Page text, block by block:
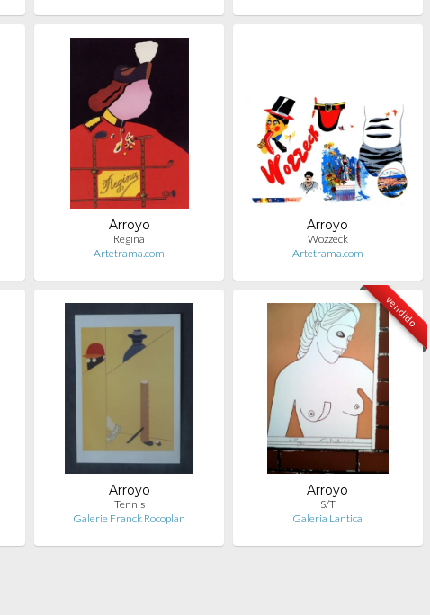
Arroyo
Regina
Artetrama.com
Arroyo
Wozzeck
Artetrama.com
Arroyo
Tennis
Galerie Franck Rocoplan
vendido
Arroyo
S/T
Galeria Lantica